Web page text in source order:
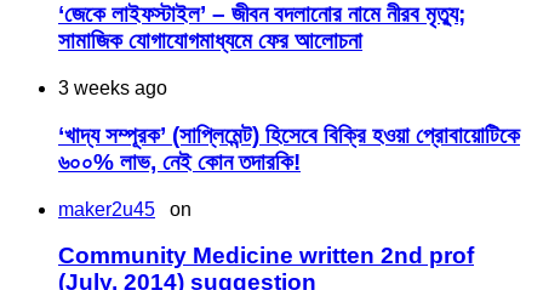
‘জেকে লাইফস্টাইল’ – জীবন বদলানোর নামে নীরব মৃত্যু;
সামাজিক যোগাযোগমাধ্যমে ফের আলোচনা
3 weeks ago
‘খাদ্য সম্পূরক’ (সাপ্লিমেন্ট) হিসেবে বিক্রি হওয়া প্রোবায়োটিকে
৬০০% লাভ, নেই কোন তদারকি!
maker2u45 on
Community Medicine written 2nd prof
(July, 2014) suggestion